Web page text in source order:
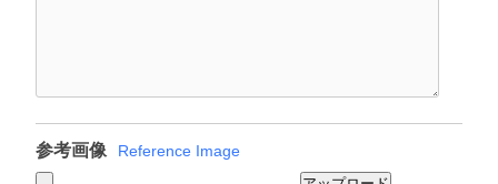
参考画像 Reference Image